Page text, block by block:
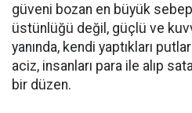
güveni bozan en büyük
üstünlüğü değil, güçlü ve
yanında, kendi yaptıkları
aciz, insanları para ile alıp
bir düzen.